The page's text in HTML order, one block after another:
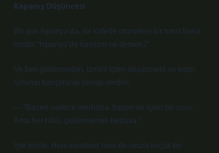
Kapanış Düşüncesi
Bir gün İspanya’da, bir kafede otururken bir turist bana
sordu: “İspanya’da nasılsın ne demek?”
Ve ben gülümsedim, İzmirli içten düşüncemi ve espri
ruhumu karıştırarak cevap verdim:
— “Bazen sadece merhaba, bazen de içten bir soru.
Ama her hâlâ, gülümsemek bedava.”
İşte böyle. Hem kendime hem de okura küçük bir